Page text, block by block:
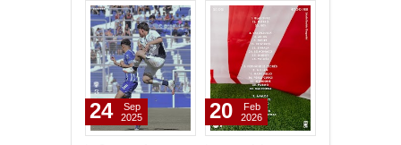
24
Sep
2025
20
Feb
2026